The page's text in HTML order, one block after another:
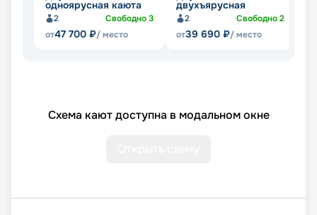
одноярусная каюта
2 Свободно3
от47 700 ₽/ место
двухъярусная
2 Свободно2
от39 690 ₽/ место
Схема кают доступна в модальном окне